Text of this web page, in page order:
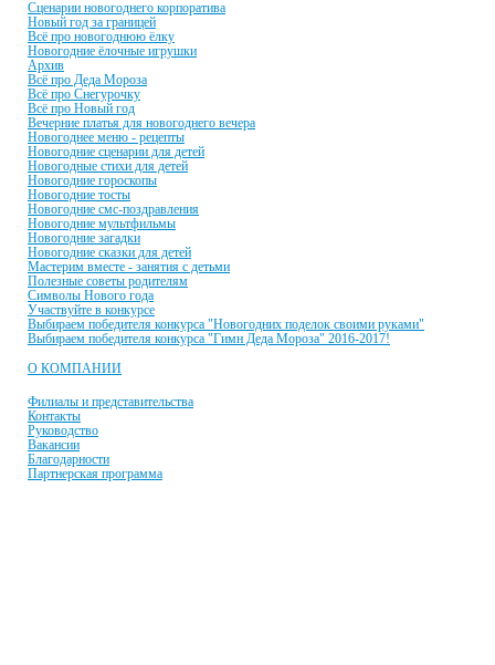
Сценарии новогоднего корпоратива
Новый год за границей
Всё про новогоднюю ёлку
Новогодние ёлочные игрушки
Архив
Всё про Деда Мороза
Всё про Снегурочку
Всё про Новый год
Вечерние платья для новогоднего вечера
Новогоднее меню - рецепты
Новогодние сценарии для детей
Новогодные стихи для детей
Новогодние гороскопы
Новогодние тосты
Новогодние смс-поздравления
Новогодние мультфильмы
Новогодние загадки
Новогодние сказки для детей
Мастерим вместе - занятия с детьми
Полезные советы родителям
Символы Нового года
Участвуйте в конкурсе
Выбираем победителя конкурса "Новогодних поделок своими руками"
Выбираем победителя конкурса "Гимн Деда Мороза" 2016-2017!
О КОМПАНИИ
Филиалы и представительства
Контакты
Руководство
Вакансии
Благодарности
Партнерская программа